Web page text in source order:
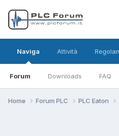
Naviga
Forum Downloads FAQ
Attività
Home Forum PLC PLC Eaton